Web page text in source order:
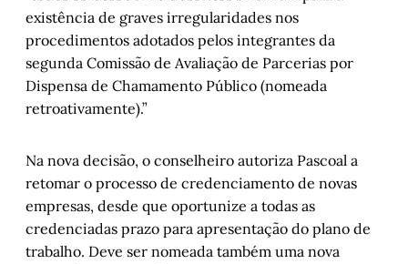
existência de graves irregularidades nos
procedimentos adotados pelos integrantes da
segunda Comissão de Avaliação de Parcerias por
Dispensa de Chamamento Público (nomeada
retroativamente).”
Na nova decisão, o conselheiro autoriza Pascoal a
retomar o processo de credenciamento de novas
empresas, desde que oportunize a todas as
credenciadas prazo para apresentação do plano de
trabalho. Deve ser nomeada também uma nova